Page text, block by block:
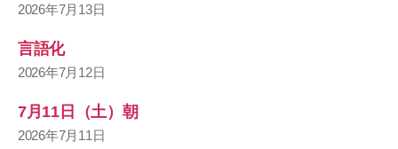
2026年7月13日
言語化
2026年7月12日
7月11日（土）朝
2026年7月11日